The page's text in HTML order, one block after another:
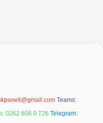
Teams:
0262 606 0 726 Telegram: